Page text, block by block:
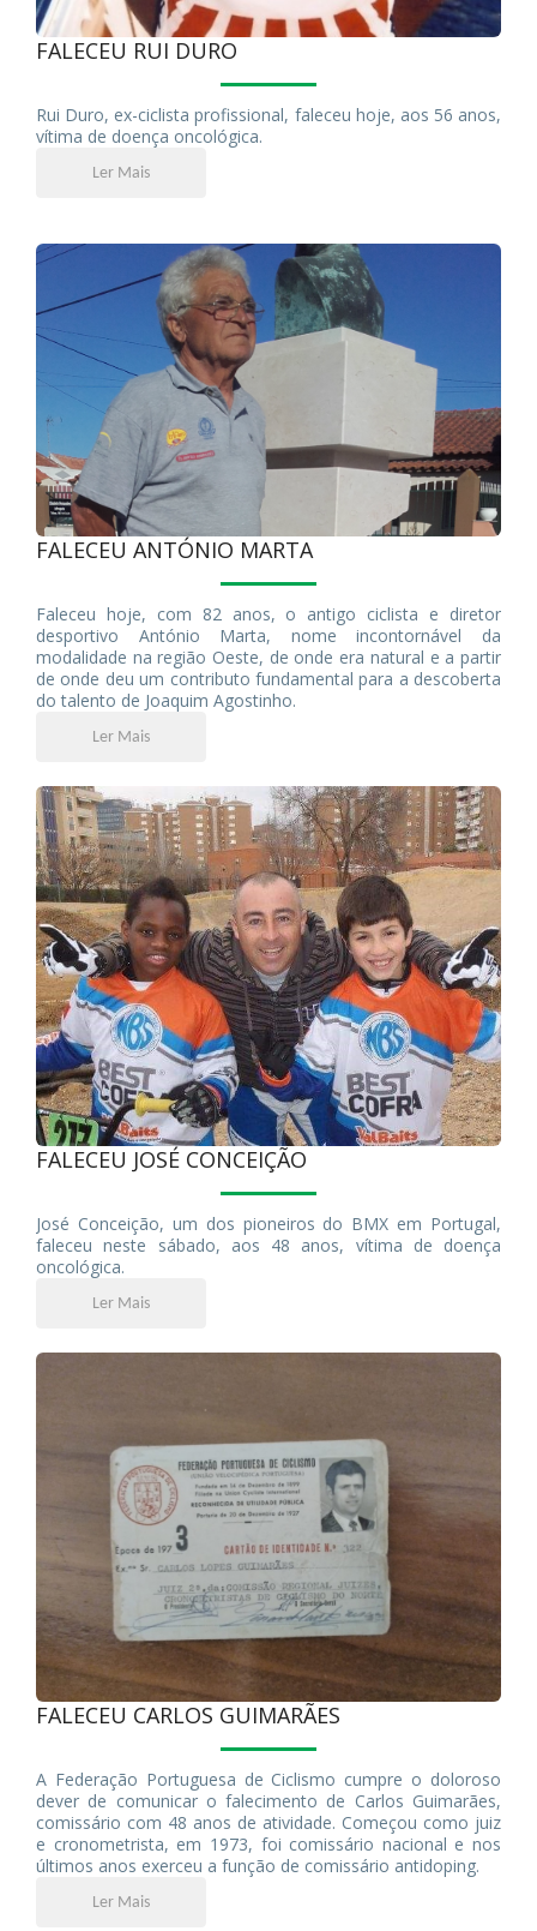
FALECEU RUI DURO
Rui Duro, ex-ciclista profissional, faleceu hoje, aos 56 anos,
vítima de doença oncológica.
Ler Mais
FALECEU ANTÓNIO MARTA
Faleceu hoje, com 82 anos, o antigo ciclista e diretor
desportivo António Marta, nome incontornável da
modalidade na região Oeste, de onde era natural e a partir
de onde deu um contributo fundamental para a descoberta
do talento de Joaquim Agostinho.
Ler Mais
FALECEU JOSÉ CONCEIÇÃO
José Conceição, um dos pioneiros do BMX em Portugal,
faleceu neste sábado, aos 48 anos, vítima de doença
oncológica.
Ler Mais
FALECEU CARLOS GUIMARÃES
A Federação Portuguesa de Ciclismo cumpre o doloroso
dever de comunicar o falecimento de Carlos Guimarães,
comissário com 48 anos de atividade. Começou como juiz
e cronometrista, em 1973, foi comissário nacional e nos
últimos anos exerceu a função de comissário antidoping.
Ler Mais